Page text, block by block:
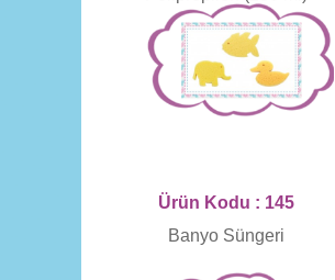
Ürün Kodu : 145
Banyo Süngeri